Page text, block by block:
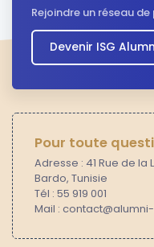
Rejoindre un réseau
Devenir ISG
Pour toute
Adresse : 41 Rue de
Bardo, Tunisie
Tél : 55 919 001
Mail :